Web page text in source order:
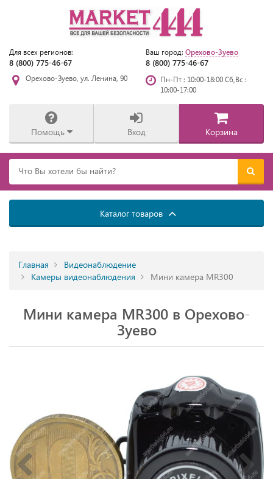
Для всех регионов:
8 (800) 775-46-67
Ваш город: Орехово-Зуево
8 (800) 775-46-67
Орехово-Зуево, ул. Ленина, 90
Пн-Пт : 10:00-18:00 Сб,Вс :
10:00-17:00
Помощь Вход Корзина
Каталог товаров
Главная
Видеонаблюдение
Камеры видеонаблюдения
Мини камера MR300
Мини камера MR300 в Орехово-
Зуево